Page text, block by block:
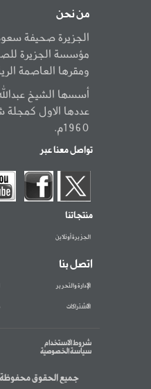
من نحن
الجزيرة صحيفة
مؤسسة الجزيرة
ومقرها العاصمة
أسسها الشيخ
عددها الاول كمجلة
1960م.
تواصل معنا عبر
منتجاتنا
الجزيرة أونلاين
اتصل بنا
الإدارة والتحرير
الاشتراكات
شروط الاستخدام
سياسة الخصوصية
جميع الحقوق محفوظة 2014 © الجزيرة